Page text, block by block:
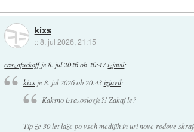
kixs
::8. jul 2026, 21:15
caszafuckoffje8. jul 2026 ob 20:47izjavil:
kixsje 8. jul 2026 ob 20:43 izjavil:
Kaksno izrazoslovje?! Zakaj le?
Tip že 30 let laže po vseh medijih in uri nove rodove